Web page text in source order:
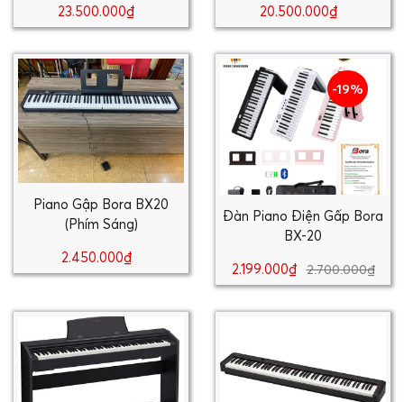
23.500.000₫ 20.500.000₫
Piano Gập Bora BX20
(Phím Sáng)
2.450.000₫
-19%
Đàn Piano Điện Gấp Bora
BX-20
2.199.000₫ 2.700.000₫